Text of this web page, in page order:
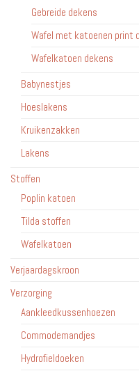
Gebreide dekens
Wafel met katoenen print
Wafelkatoen dekens
Babynestjes
Hoeslakens
Kruikenzakken
Lakens
Stoffen
Poplin katoen
Tilda stoffen
Wafelkatoen
Verjaardagskroon
Verzorging
Aankleedkussenhoezen
Commodemandjes
Hydrofieldoeken